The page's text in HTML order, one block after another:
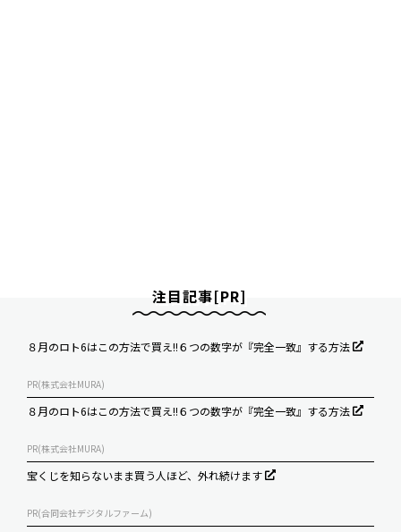
注目記事[PR]
８月のロト6はこの方法で買え!!６つの数字が『完全一致』する方法
PR(株式会社MURA)
８月のロト6はこの方法で買え!!６つの数字が『完全一致』する方法
PR(株式会社MURA)
宝くじを知らないまま買う人ほど、外れ続けます
PR(合同会社デジタルファーム)